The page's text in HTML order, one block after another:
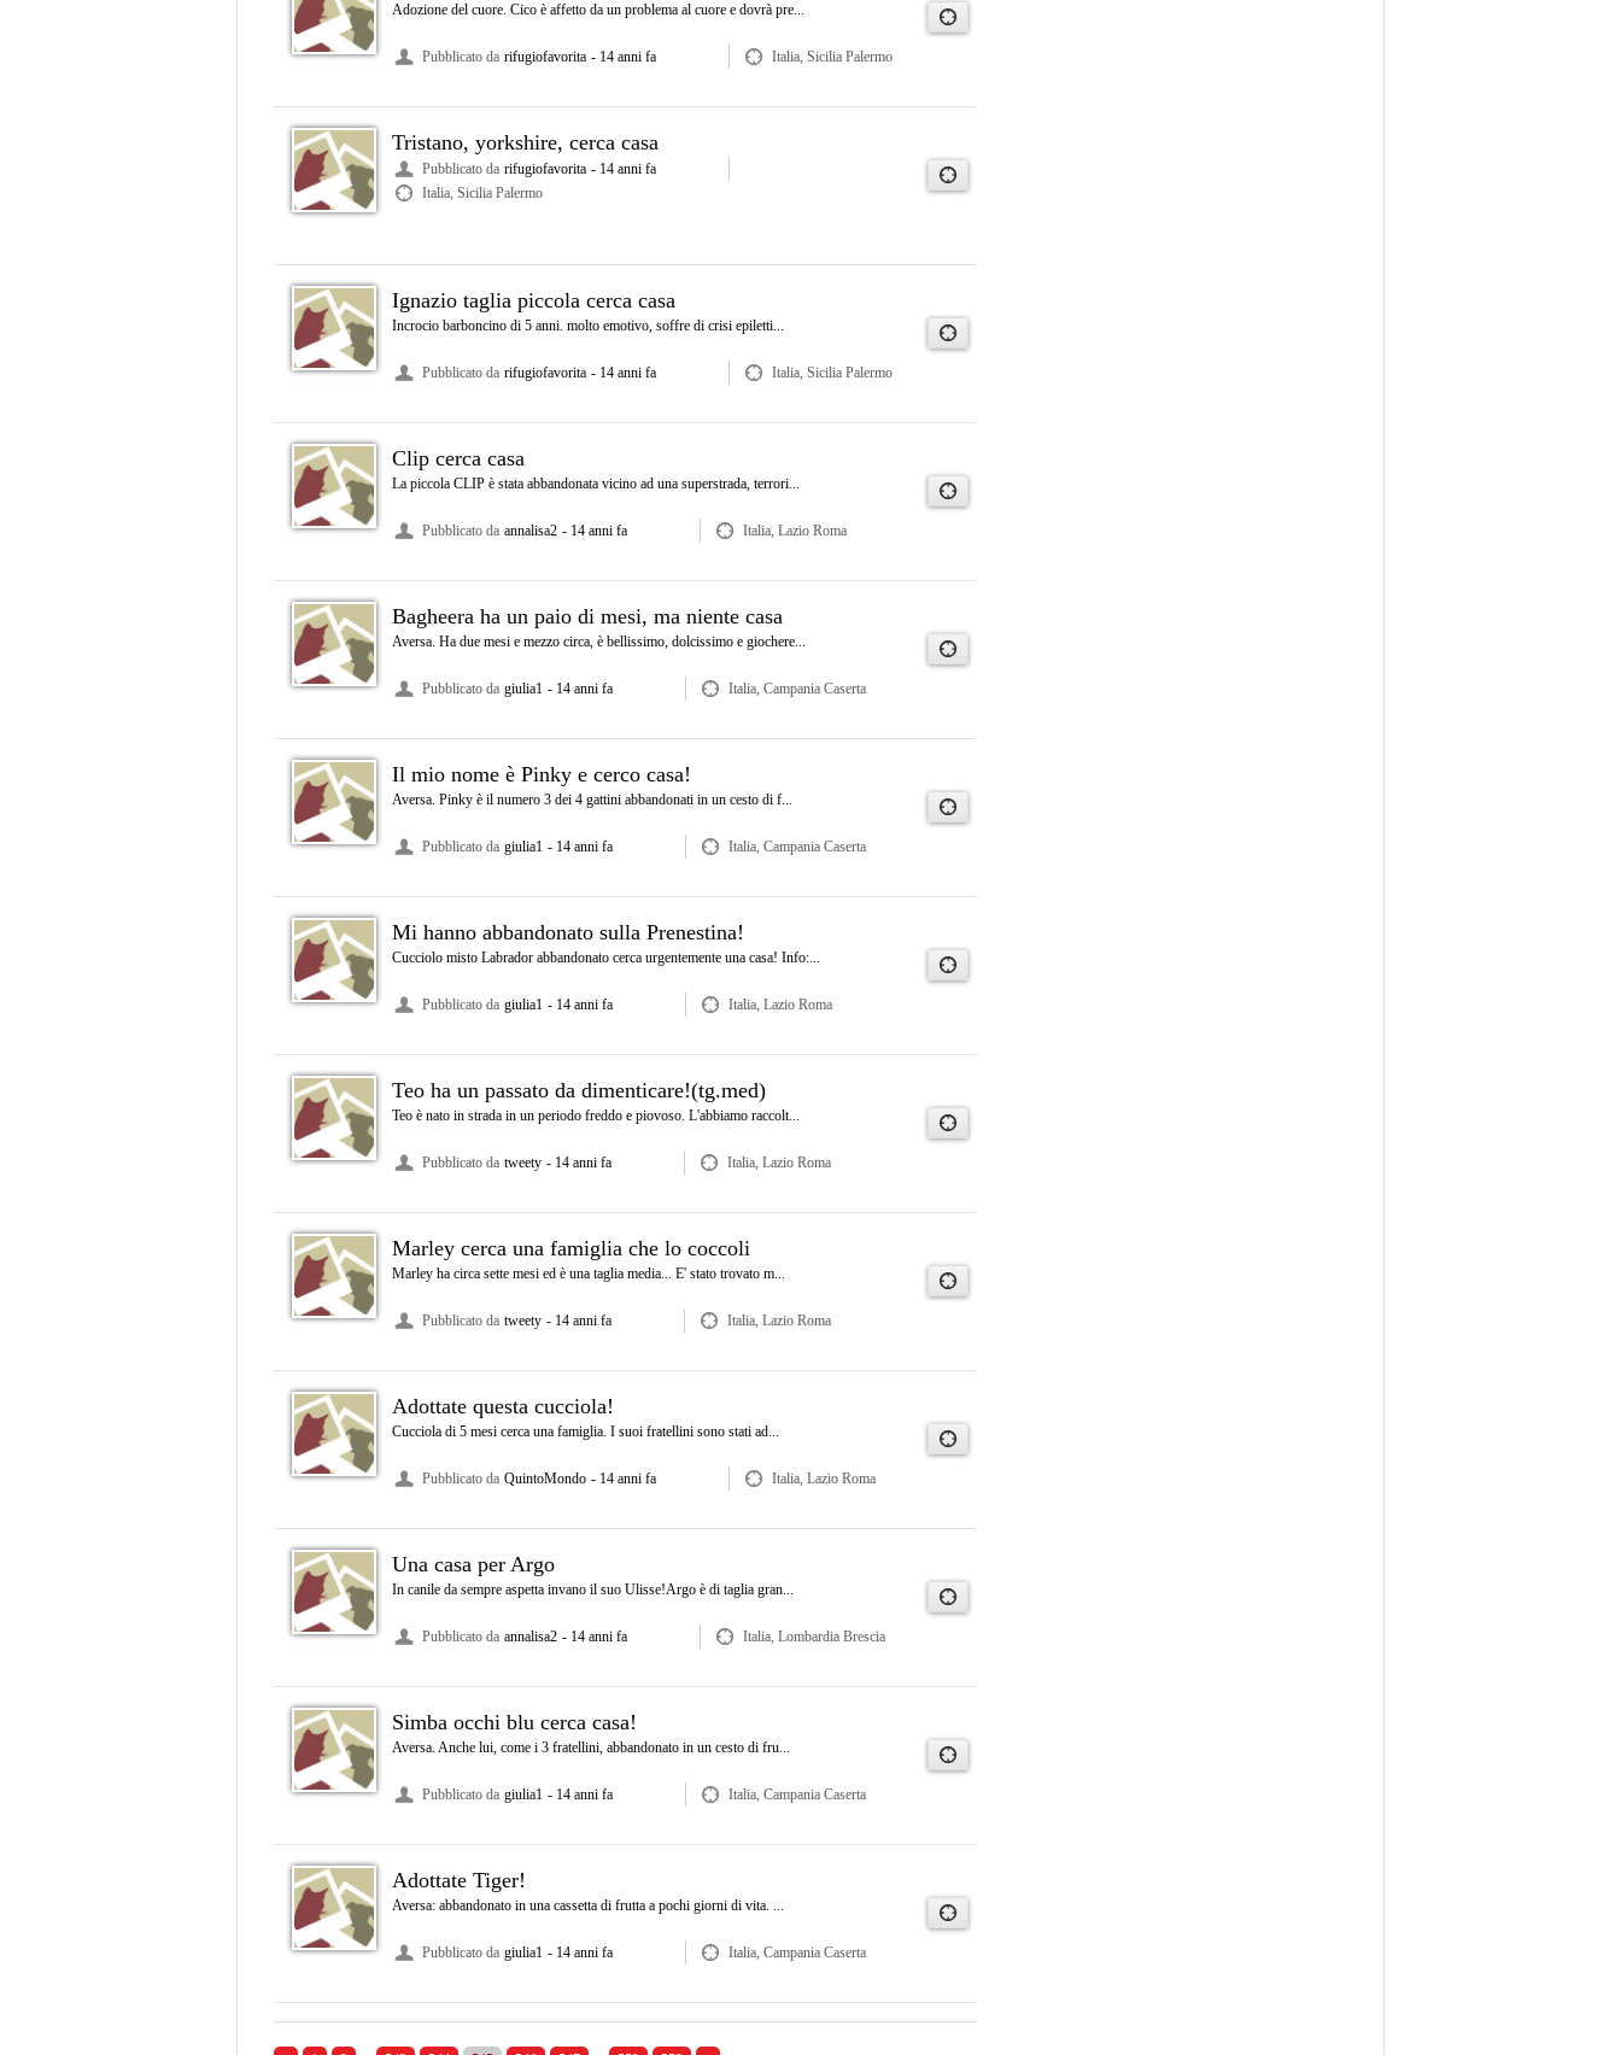
Adozione del cuore. Cico è affetto da un problema al cuore e dovrà pre...
Pubblicato da rifugiofavorita - 14 anni fa Italia, Sicilia Palermo
Tristano, yorkshire, cerca casa
Pubblicato da rifugiofavorita - 14 anni fa
Italia, Sicilia Palermo
Ignazio taglia piccola cerca casa
Incrocio barboncino di 5 anni. molto emotivo, soffre di crisi epiletti...
Pubblicato da rifugiofavorita - 14 anni fa Italia, Sicilia Palermo
Clip cerca casa
La piccola CLIP è stata abbandonata vicino ad una superstrada, terrori...
Pubblicato da annalisa2 - 14 anni fa Italia, Lazio Roma
Bagheera ha un paio di mesi, ma niente casa
Aversa. Ha due mesi e mezzo circa, è bellissimo, dolcissimo e giochere...
Pubblicato da giulia1 - 14 anni fa Italia, Campania Caserta
Il mio nome è Pinky e cerco casa!
Aversa. Pinky è il numero 3 dei 4 gattini abbandonati in un cesto di f...
Pubblicato da giulia1 - 14 anni fa Italia, Campania Caserta
Mi hanno abbandonato sulla Prenestina!
Cucciolo misto Labrador abbandonato cerca urgentemente una casa! Info:...
Pubblicato da giulia1 - 14 anni fa Italia, Lazio Roma
Teo ha un passato da dimenticare!(tg.med)
Teo è nato in strada in un periodo freddo e piovoso. L'abbiamo raccolt...
Pubblicato da tweety - 14 anni fa Italia, Lazio Roma
Marley cerca una famiglia che lo coccoli
Marley ha circa sette mesi ed è una taglia media... E' stato trovato m...
Pubblicato da tweety - 14 anni fa Italia, Lazio Roma
Adottate questa cucciola!
Cucciola di 5 mesi cerca una famiglia. I suoi fratellini sono stati ad...
Pubblicato da QuintoMondo - 14 anni fa Italia, Lazio Roma
Una casa per Argo
In canile da sempre aspetta invano il suo Ulisse!Argo è di taglia gran...
Pubblicato da annalisa2 - 14 anni fa Italia, Lombardia Brescia
Simba occhi blu cerca casa!
Aversa. Anche lui, come i 3 fratellini, abbandonato in un cesto di fru...
Pubblicato da giulia1 - 14 anni fa Italia, Campania Caserta
Adottate Tiger!
Aversa: abbandonato in una cassetta di frutta a pochi giorni di vita. ...
Pubblicato da giulia1 - 14 anni fa Italia, Campania Caserta